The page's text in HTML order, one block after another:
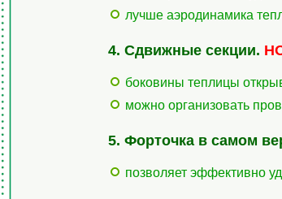
лучше аэродинамика
4. Сдвижные секции.
боковины теплицы
можно организовать
5. Форточка в самом
позволяет эффективно